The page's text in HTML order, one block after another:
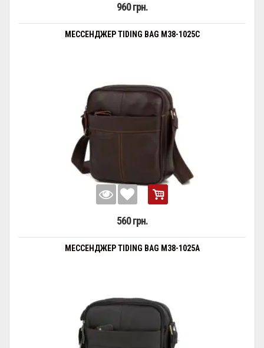
960 грн.
МЕССЕНДЖЕР TIDING BAG M38-1025C
560 грн.
МЕССЕНДЖЕР TIDING BAG M38-1025A